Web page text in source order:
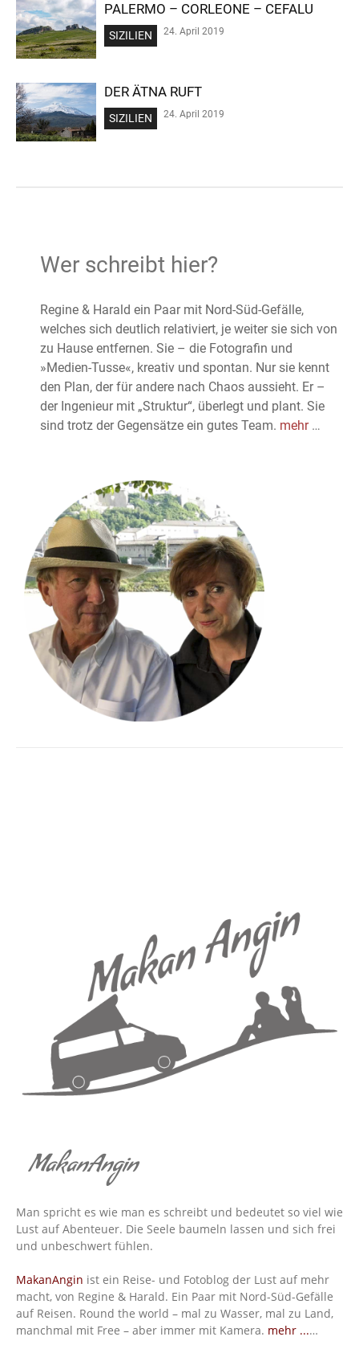
PALERMO – CORLEONE – CEFALU
SIZILIEN 24. April 2019
DER ÄTNA RUFT
SIZILIEN 24. April 2019
Wer schreibt hier?
Regine & Harald ein Paar mit Nord-Süd-Gefälle,
welches sich deutlich relativiert, je weiter sie sich von
zu Hause entfernen. Sie – die Fotografin und
»Medien-Tusse«, kreativ und spontan. Nur sie kennt
den Plan, der für andere nach Chaos aussieht. Er –
der Ingenieur mit „Struktur“, überlegt und plant. Sie
sind trotz der Gegensätze ein gutes Team. mehr …
MakanAngin
Man spricht es wie man es schreibt und bedeutet so viel wie
Lust auf Abenteuer. Die Seele baumeln lassen und sich frei
und unbeschwert fühlen.
MakanAngin ist ein Reise- und Fotoblog der Lust auf mehr
macht, von Regine & Harald. Ein Paar mit Nord-Süd-Gefälle
auf Reisen. Round the world – mal zu Wasser, mal zu Land,
manchmal mit Free – aber immer mit Kamera. mehr ...…